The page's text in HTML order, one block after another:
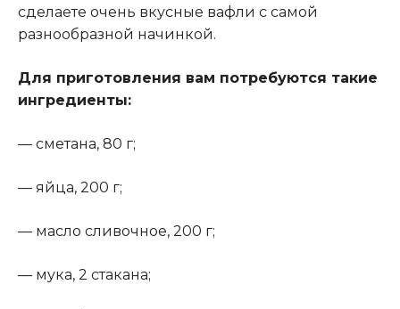
сделаете очень вкусные вафли с самой
разнообразной начинкой.
Для приготовления вам потребуются такие
ингредиенты:
— сметана, 80 г;
— яйца, 200 г;
— масло сливочное, 200 г;
— мука, 2 стакана;